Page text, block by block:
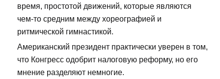
время, простотой движений, которые являются
чем-то средним между хореографией и
ритмической гимнастикой.
Американский президент практически уверен в том,
что Конгресс одобрит налоговую реформу, но его
мнение разделяют немногие.